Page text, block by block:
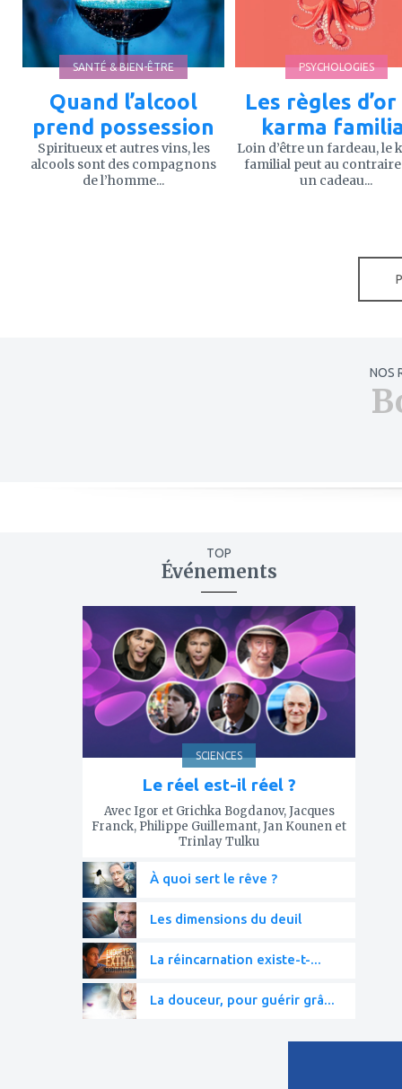
SANTÉ & BIEN-ÊTRE
Quand l’alcool
prend possession
Spiritueux et autres vins, les
alcools sont des compagnons
de l’homme...
PSYCHOLOGIES
Les règles d’or
karma
Loin d’être un fardeau, le
familial peut au
un cadeau...
NOS
TOP
Événements
mes
favoris
SCIENCES
Le réel est-il réel ?
Avec Igor et Grichka Bogdanov, Jacques
Franck, Philippe Guillemant, Jan Kounen et
Trinlay Tulku
À quoi sert le rêve ?
Les dimensions du deuil
La réincarnation existe-t-...
La douceur, pour guérir grâ...